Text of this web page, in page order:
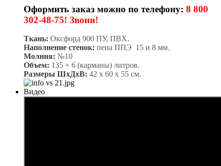
Оформить заказ можно по телефону: 8 800
302-48-75! Звони!
Ткань: Оксфорд 900 ПУ, ПВХ.
Наполнение стенок: пена ППЭ 15 и 8 мм.
Молния: №10
Объем: 135 + 6 (карманы) литров.
Размеры ШхДхВ: 42 х 60 х 55 см.
Видео